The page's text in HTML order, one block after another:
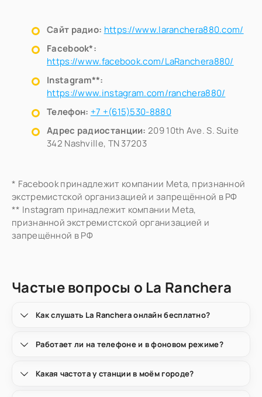
Сайт радио: https://www.laranchera880.com/
Facebook*:
https://www.facebook.com/LaRanchera880/
Instagram**:
https://www.instagram.com/ranchera880/
Телефон: +7 +(615)530-8880
Адрес радиостанции: 209 10th Ave. S. Suite
342 Nashville, TN 37203
* Facebook принадлежит компании Meta, признанной
экстремистской организацией и запрещённой в РФ
** Instagram принадлежит компании Meta,
признанной экстремистской организацией и
запрещённой в РФ
Частые вопросы о La Ranchera
Как слушать La Ranchera онлайн бесплатно?
Работает ли на телефоне и в фоновом режиме?
Какая частота у станции в моём городе?